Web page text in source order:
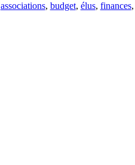
associations, budget, élus, finances,